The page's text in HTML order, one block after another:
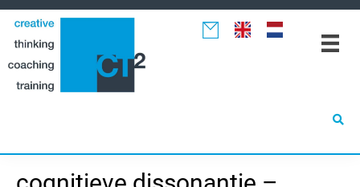
Spring
naar
hoofdnavigatie
Door
naar
Spring
naar
eerste